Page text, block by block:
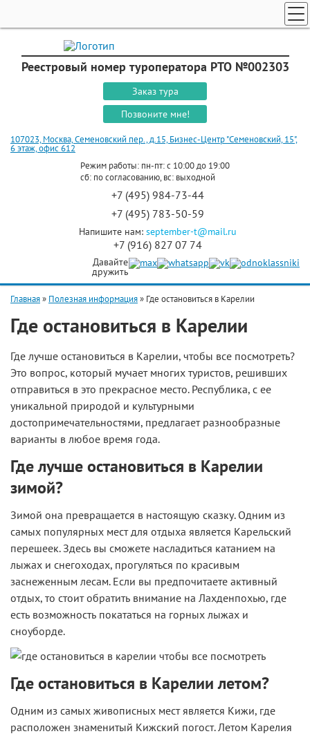
Реестровый номер туроператора РТО №002303
Заказ тура
Позвоните мне!
107023, Москва, Семеновский пер., д.15, Бизнес-Центр "Семеновский, 15",
6 этаж, офис 612
Режим работы: пн-пт: с 10:00 до 19:00
сб: по согласованию, вс: выходной
+7 (495) 984-73-44
+7 (495) 783-50-59
Напишите нам: september-t@mail.ru
+7 (916) 827 07 74
Давайте
дружить
ПОИСК ТУРОВ
ГОРЯЩИЕ ТУРЫ
СТРАНЫ
КРУИЗЫ
ЭКСКУРСИОННЫЕ ТУРЫ
Главная» Полезная информация» Где остановиться в Карелии
Где остановиться в Карелии
Где лучше остановиться в Карелии, чтобы все посмотреть?
Это вопрос, который мучает многих туристов, решивших
отправиться в это прекрасное место. Республика, с ее
уникальной природой и культурными
достопримечательностями, предлагает разнообразные
варианты в любое время года.
Где лучше остановиться в Карелии
зимой?
Зимой она превращается в настоящую сказку. Одним из
самых популярных мест для отдыха является Карельский
перешеек. Здесь вы сможете насладиться катанием на
лыжах и снегоходах, прогуляться по красивым
заснеженным лесам. Если вы предпочитаете активный
отдых, то стоит обратить внимание на Лахденпохью, где
есть возможность покататься на горных лыжах и
сноуборде.
Где остановиться в Карелии летом?
Одним из самых живописных мест является Кижи, где
расположен знаменитый Кижский погост. Летом Карелия